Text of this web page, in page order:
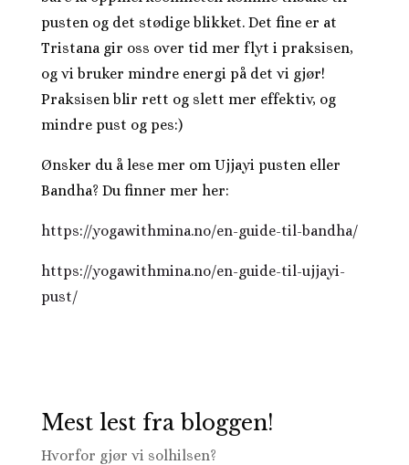
pusten og det stødige blikket. Det fine er at
Tristana gir oss over tid mer flyt i praksisen,
og vi bruker mindre energi på det vi gjør!
Praksisen blir rett og slett mer effektiv, og
mindre pust og pes:)
Ønsker du å lese mer om Ujjayi pusten eller
Bandha? Du finner mer her:
https://yogawithmina.no/en-guide-til-bandha/
https://yogawithmina.no/en-guide-til-ujjayi-
pust/
Mest lest fra bloggen!
Hvorfor gjør vi solhilsen?